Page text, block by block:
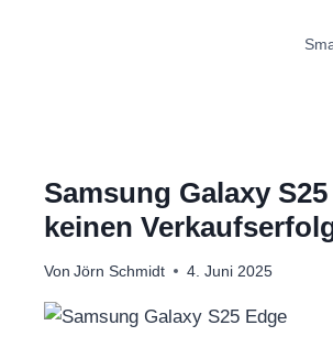
Samsung Galaxy
keinen
Von Jörn Schmidt 4. Juni 2025